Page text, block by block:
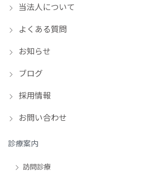
当法人について
よくある質問
お知らせ
ブログ
採用情報
お問い合わせ
診療案内
訪問診療